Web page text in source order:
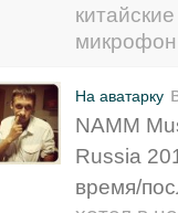
китайские
На аватарку
NAMM
Russia
время/